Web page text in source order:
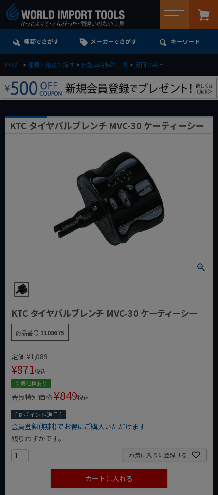
種類でさがす メーカーでさがす キーワード
HOME 種類・用途で探す 自動車用特殊工具 足回り系
KTC タイヤバルブレンチ MVC-30 ケーティーシー
KTC タイヤバルブレンチ MVC-30 ケーティーシー
商品番号 1108675
定価 ¥1,089
¥871税込
会員価格あり
会員特別価格 ¥849税込
[ 8ポイント進呈 ]
会員登録(無料)でお得にご購入いただけます
残りわずかです。
お気に入りに登録する
カートに入れる